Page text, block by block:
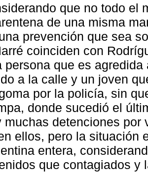
que no todo el
de una misma
prevención que sea
coinciden con
persona que es
a la calle y un joven
por la policía, sin
donde sucedió el
muchas detenciones por
ellos, pero la situación
entera,
que contagiados y